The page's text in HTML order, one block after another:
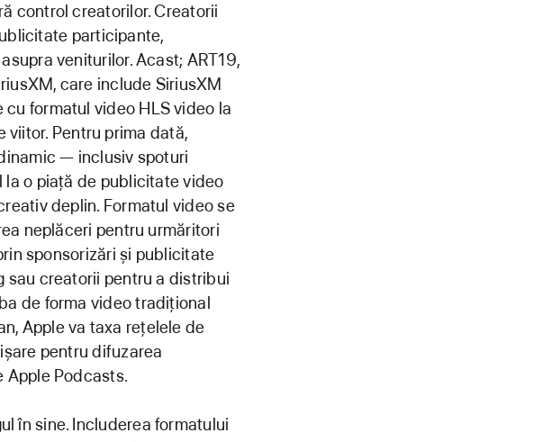
control creatorilor. Creatorii
participante,
veniturilor. Acast; ART19,
care include SiriusXM
formatul video HLS video la
viitor. Pentru prima dată,
— inclusiv spoturi
o piață de publicitate video
deplin. Formatul video se
neplăceri pentru urmăritori
sponsorizări și publicitate
sau creatorii pentru a distribui
de forma video tradițional
Apple va taxa rețelele de
pentru difuzarea
Apple Podcasts.
în sine. Includerea formatului